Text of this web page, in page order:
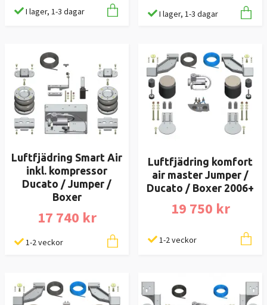
I lager, 1-3 dagar I lager, 1-3 dagar
Luftfjädring Smart Air
inkl. kompressor
Ducato / Jumper /
Boxer
17 740 kr
1-2 veckor
Luftfjädring komfort
air master Jumper /
Ducato / Boxer 2006+
19 750 kr
1-2 veckor